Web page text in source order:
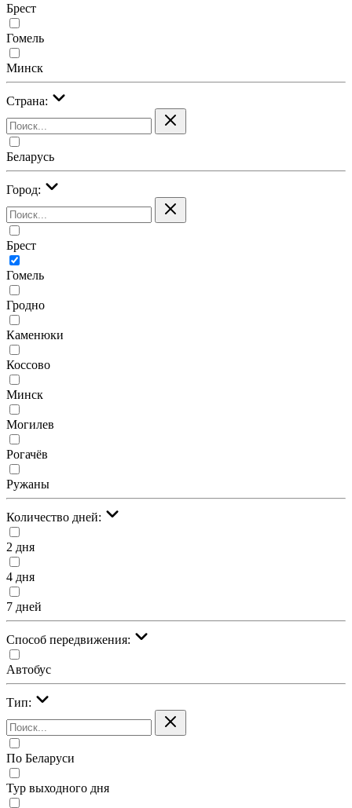
Брест
Гомель
Минск
Страна:
Беларусь
Город:
Брест
Гомель
Гродно
Каменюки
Коссово
Минск
Могилев
Рогачёв
Ружаны
Количество дней:
2 дня
4 дня
7 дней
Cпособ передвижения:
Автобус
Тип:
По Беларуси
Тур выходного дня